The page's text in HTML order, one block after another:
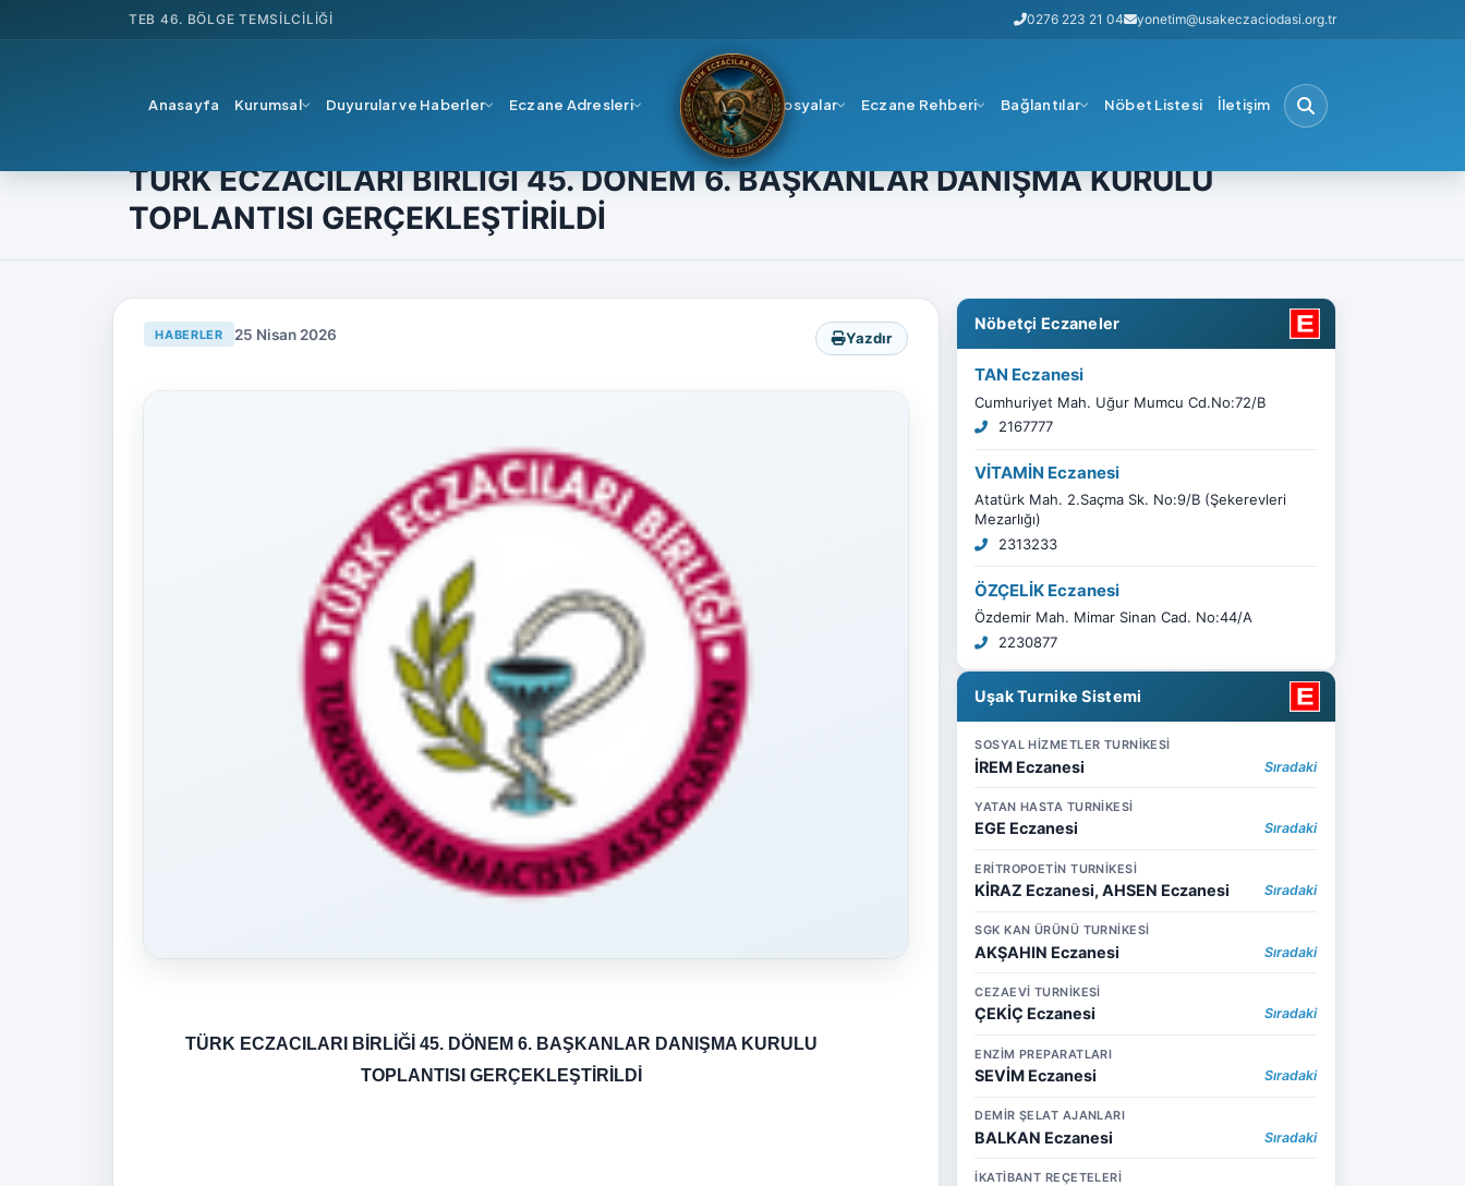
TEB 46. BÖLGE TEMSILCILIĞI 0276 223 21 04 yonetim@usakeczaciodasi.org.tr
Anasayfa Kurumsal Duyurular ve Haberler Eczane Adresleri Dosyalar Eczane Rehberi Bağlantılar Nöbet Listesi İletişim
TÜRK ECZACILARI BİRLİĞİ 45. DÖNEM 6. BAŞKANLAR DANIŞMA KURULU TOPLANTISI GERÇEKLEŞTİRİLDİ
TÜRK ECZACILARI BİRLİĞİ 45. DÖNEM 6. BAŞKANLAR DANIŞMA KURULU
TOPLANTISI GERÇEKLEŞTİRİLDİ
HABERLER 25 Nisan 2026 Yazdır
TÜRK ECZACILARI BİRLİĞİ 45. DÖNEM 6. BAŞKANLAR DANIŞMA KURULU
TOPLANTISI GERÇEKLEŞTİRİLDİ
Nöbetçi Eczaneler
TAN Eczanesi
Cumhuriyet Mah. Uğur Mumcu Cd.No:72/B
2167777
VİTAMİN Eczanesi
Atatürk Mah. 2.Saçma Sk. No:9/B (Şekerevleri
Mezarlığı)
2313233
ÖZÇELİK Eczanesi
Özdemir Mah. Mimar Sinan Cad. No:44/A
2230877
Uşak Turnike Sistemi
SOSYAL HİZMETLER TURNİKESİ
İREM Eczanesi Sıradaki
YATAN HASTA TURNİKESİ
EGE Eczanesi Sıradaki
ERİTROPOETİN TURNİKESİ
KİRAZ Eczanesi, AHSEN Eczanesi Sıradaki
SGK KAN ÜRÜNÜ TURNİKESİ
AKŞAHIN Eczanesi Sıradaki
CEZAEVİ TURNİKESİ
ÇEKİÇ Eczanesi Sıradaki
ENZİM PREPARATLARI
SEVİM Eczanesi Sıradaki
DEMİR ŞELAT AJANLARI
BALKAN Eczanesi Sıradaki
İKATİBANT REÇETELERİ